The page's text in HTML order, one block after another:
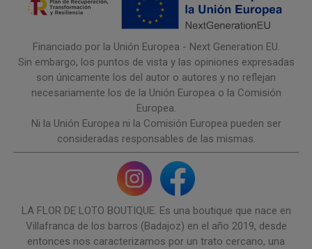
Financiado por la Unión Europea - Next Generation EU.
Sin embargo, los puntos de vista y las opiniones expresadas
son únicamente los del autor o autores y no reflejan
necesariamente los de la Unión Europea o la Comisión
Europea.
Ni la Unión Europea ni la Comisión Europea pueden ser
consideradas responsables de las mismas.
LA FLOR DE LOTO BOUTIQUE. Es una boutique que nace en
Villafranca de los barros (Badajoz) en el año 2019, desde
entonces nos caracterizamos por un trato cercano, una